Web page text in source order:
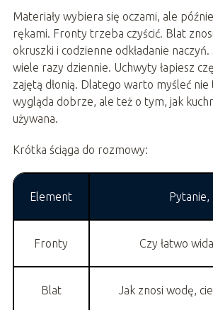
Materiały wybiera się oczami, ale
rękami. Fronty trzeba czyścić. Blat
okruszki i codzienne odkładanie
wiele razy dziennie. Uchwyty łapiesz
zajętą dłonią. Dlatego warto myśleć
wygląda dobrze, ale też o tym, jak
używana.
Krótka ściąga do rozmowy:
Element
Fronty Czy łatwo
Blat Jak znosi wodę,